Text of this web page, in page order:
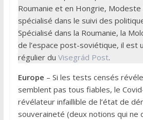
Roumanie et en Hongrie, Modeste
spécialisé dans le suivi des
Spécialisé dans la Roumanie, la
de l’espace post-soviétique, il est
régulier du Visegrád Post.
Europe – Si les tests censés
semblent pas tous fiables, le
révélateur infaillible de l’état de
souveraineté (deux notions qui ne